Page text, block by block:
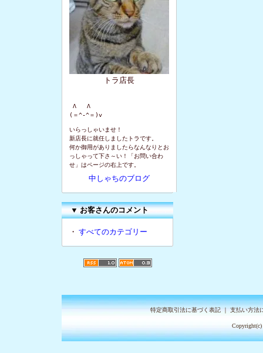
トラ店長
Λ   Λ
(＝^-^＝)v
いらっしゃいませ！
新店長に就任しましたトラです。
何か御用がありましたらなんなりとお
っしゃって下さ～い！「お問い合わ
せ」はページの右上です。
中しゃちのブログ
▼お客さんのコメント
・ すべてのカテゴリー
特定商取引法に基づく表記｜支払い方法